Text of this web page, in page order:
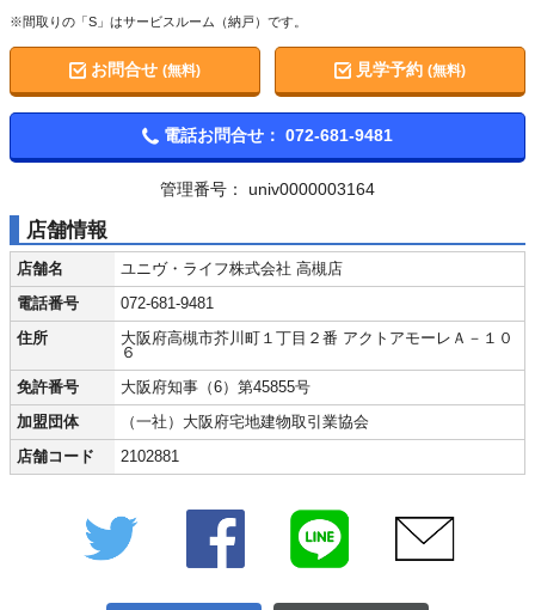
※間取りの「S」はサービスルーム（納戸）です。
お問合せ (無料) 見学予約(無料)
電話お問合せ： 072-681-9481
管理番号： univ0000003164
店舗情報
店舗名 ユニヴ・ライフ株式会社 高槻店
電話番号 072-681-9481
住所
大阪府高槻市芥川町１丁目２番 アクトアモーレＡ－１０
６
免許番号 大阪府知事（6）第45855号
加盟団体 （一社）大阪府宅地建物取引業協会
店舗コード 2102881
Twitter Facebook